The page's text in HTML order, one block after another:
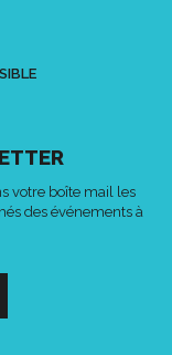
votre boîte mail les
des événements à